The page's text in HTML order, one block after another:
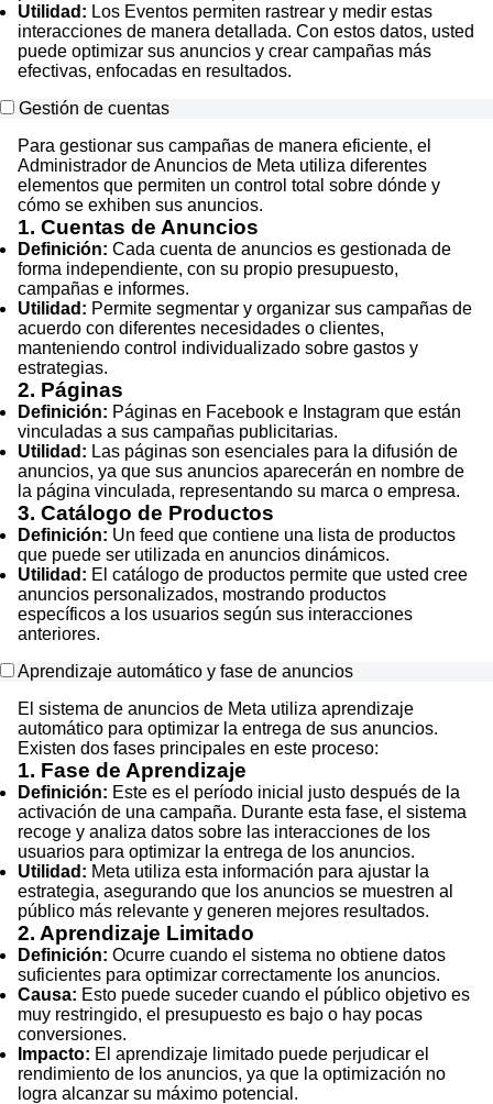
Utilidad: Los Eventos permiten rastrear y medir estas
interacciones de manera detallada. Con estos datos, usted
puede optimizar sus anuncios y crear campañas más
efectivas, enfocadas en resultados.
Gestión de cuentas
Para gestionar sus campañas de manera eficiente, el
Administrador de Anuncios de Meta utiliza diferentes
elementos que permiten un control total sobre dónde y
cómo se exhiben sus anuncios.
1. Cuentas de Anuncios
Definición: Cada cuenta de anuncios es gestionada de
forma independiente, con su propio presupuesto,
campañas e informes.
Utilidad: Permite segmentar y organizar sus campañas de
acuerdo con diferentes necesidades o clientes,
manteniendo control individualizado sobre gastos y
estrategias.
2. Páginas
Definición: Páginas en Facebook e Instagram que están
vinculadas a sus campañas publicitarias.
Utilidad: Las páginas son esenciales para la difusión de
anuncios, ya que sus anuncios aparecerán en nombre de
la página vinculada, representando su marca o empresa.
3. Catálogo de Productos
Definición: Un feed que contiene una lista de productos
que puede ser utilizada en anuncios dinámicos.
Utilidad: El catálogo de productos permite que usted cree
anuncios personalizados, mostrando productos
específicos a los usuarios según sus interacciones
anteriores.
Aprendizaje automático y fase de anuncios
El sistema de anuncios de Meta utiliza aprendizaje
automático para optimizar la entrega de sus anuncios.
Existen dos fases principales en este proceso:
1. Fase de Aprendizaje
Definición: Este es el período inicial justo después de la
activación de una campaña. Durante esta fase, el sistema
recoge y analiza datos sobre las interacciones de los
usuarios para optimizar la entrega de los anuncios.
Utilidad: Meta utiliza esta información para ajustar la
estrategia, asegurando que los anuncios se muestren al
público más relevante y generen mejores resultados.
2. Aprendizaje Limitado
Definición: Ocurre cuando el sistema no obtiene datos
suficientes para optimizar correctamente los anuncios.
Causa: Esto puede suceder cuando el público objetivo es
muy restringido, el presupuesto es bajo o hay pocas
conversiones.
Impacto: El aprendizaje limitado puede perjudicar el
rendimiento de los anuncios, ya que la optimización no
logra alcanzar su máximo potencial.